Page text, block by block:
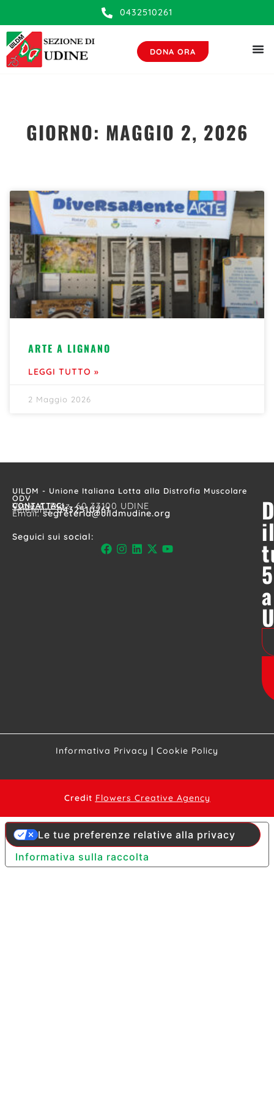
0432510261
DONA ORA
GIORNO: MAGGIO 2, 2026
ARTE A LIGNANO
LEGGI TUTTO »
2 Maggio 2026
UILDM - Unione Italiana Lotta alla Distrofia Muscolare
ODV
CONTATTACI
Viale A. Diaz, 60 33100 UDINE
Telefono:0432510261
Email:segreteria@uildmudine.org
Seguici sui social:
a
Informativa Privacy | Cookie Policy
Credit Flowers Creative Agency
Informativa sulla raccolta
Le tue preferenze relative alla privacy